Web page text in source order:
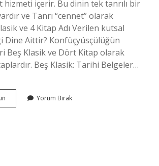
hizmeti içerir. Bu dinin tek tanrılı bir
ve Tanrı “cennet” olarak
ve 4 Kitap Adı Verilen kutsal
Dine Aittir? Konfüçyüsçülüğün
Beş Klasik ve Dört Kitap olarak
Beş Klasik: Tarihi Belgeler…
Konfüçyanizmde
5
Yorum Bırak